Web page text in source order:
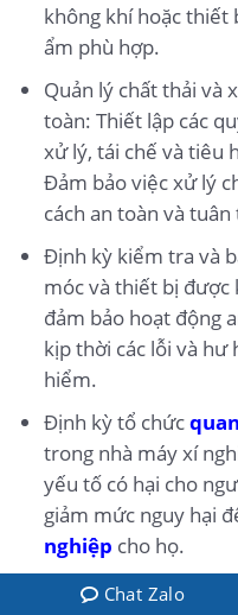
không khí hoặc thiết
ẩm phù hợp.
Quản lý chất thải và
toàn: Thiết lập các
xử lý, tái chế và tiêu
Đảm bảo việc xử lý
cách an toàn và
Định kỳ kiểm tra và
móc và thiết bị
đảm bảo hoạt động
kịp thời các lỗi và hư
hiểm.
Định kỳ tổ chức
trong nhà máy xí
yếu tố có hại cho
giảm mức nguy hại
nghiệp cho họ.
Chat Zalo